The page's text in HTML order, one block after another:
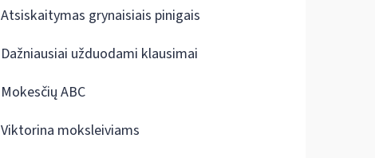
Atsiskaitymas grynaisiais pinigais
Dažniausiai užduodami klausimai
Mokesčių ABC
Viktorina moksleiviams